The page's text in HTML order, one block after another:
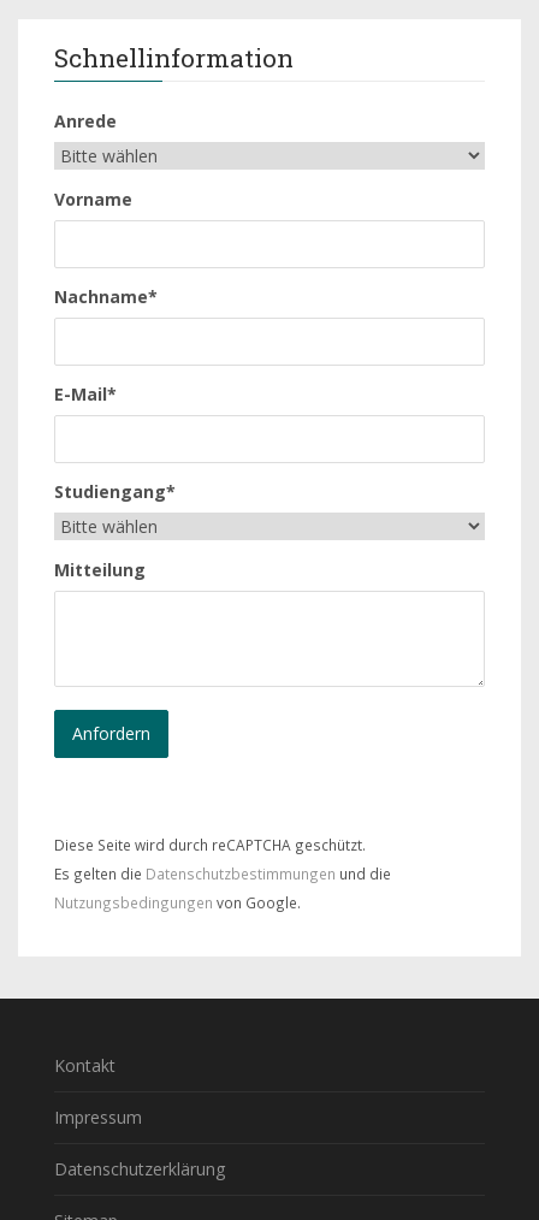
Schnellinformation
Anrede
Vorname
Nachname*
E-Mail*
Studiengang*
Mitteilung
Diese Seite wird durch reCAPTCHA geschützt.
Es gelten die Datenschutzbestimmungen und die
Nutzungsbedingungen von Google.
Kontakt
Impressum
Datenschutzerklärung